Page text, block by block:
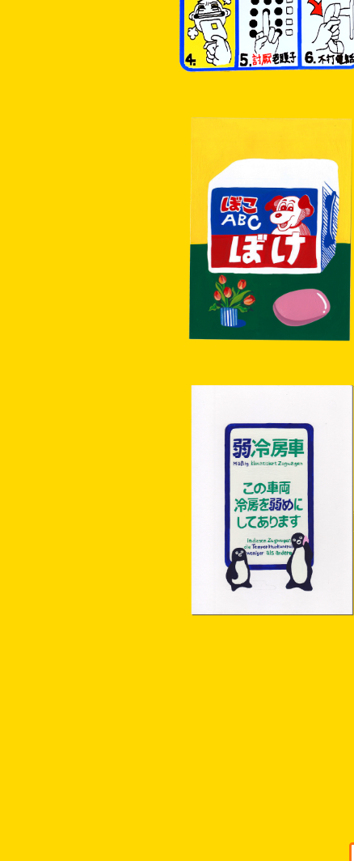
【原画】ぼこABCぼけ
¥10,000
SOLD OUT
【原画】弱冷房車ステッカー原画
¥18,000